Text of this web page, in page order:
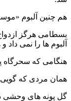
هم چنین آلبوم
بسطامی هرگز
آلبوم ها را نمی
هنگامی که سحرگاه پنجم دی ماه ۱۳۸۲ در زلزله بم، مرگ بر این استاد آواز آوار شد، همگان او را از نو
همان مردی که گویی
گل پونه های وحشی